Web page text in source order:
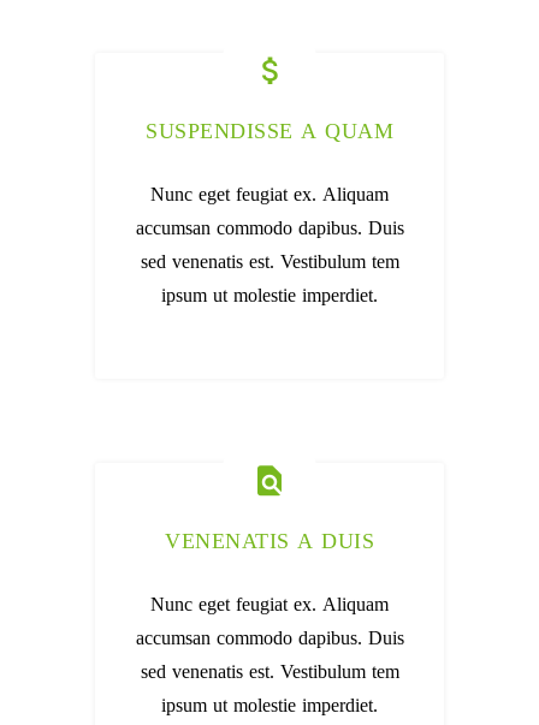
SUSPENDISSE A QUAM
Nunc eget feugiat ex. Aliquam
accumsan commodo dapibus. Duis
sed venenatis est. Vestibulum tem
ipsum ut molestie imperdiet.
VENENATIS A DUIS
Nunc eget feugiat ex. Aliquam
accumsan commodo dapibus. Duis
sed venenatis est. Vestibulum tem
ipsum ut molestie imperdiet.